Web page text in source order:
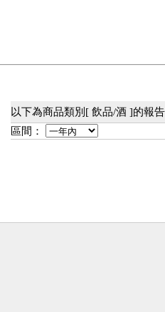
以下為商品類別[ 飲品/酒 ]的報
區間：